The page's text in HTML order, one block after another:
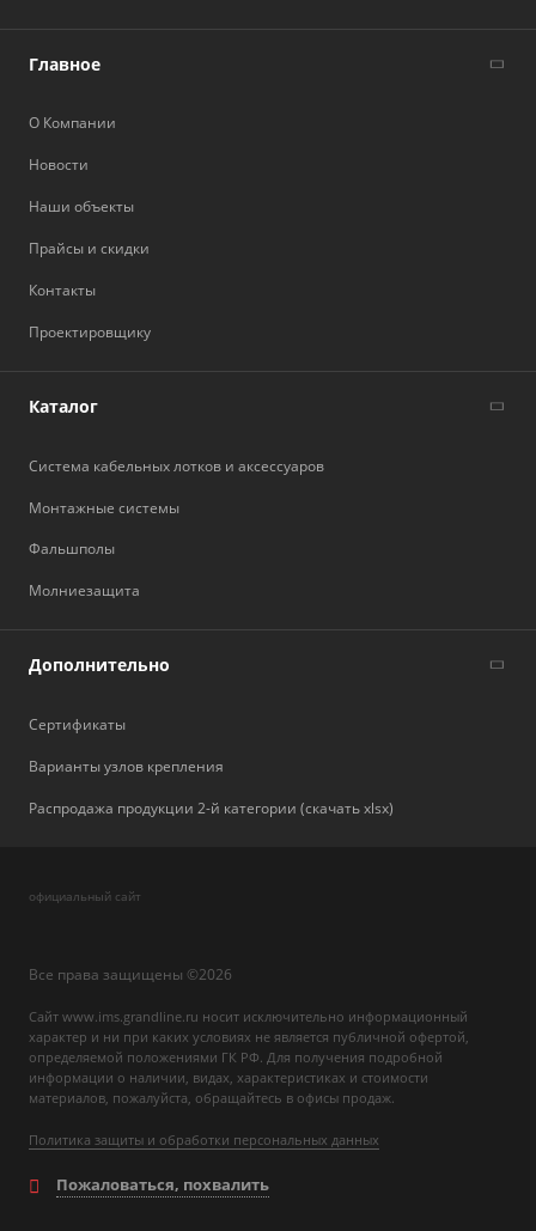
Главное
О Компании
Новости
Наши объекты
Прайсы и скидки
Контакты
Проектировщику
Каталог
Система кабельных лотков и аксессуаров
Монтажные системы
Фальшполы
Молниезащита
Дополнительно
Сертификаты
Варианты узлов крепления
Распродажа продукции 2-й категории (скачать xlsx)
официальный сайт
Все права защищены ©2026
Сайт www.ims.grandline.ru носит исключительно информационный
характер и ни при каких условиях не является публичной офертой,
определяемой положениями ГК РФ. Для получения подробной
информации о наличии, видах, характеристиках и стоимости
материалов, пожалуйста, обращайтесь в офисы продаж.
Политика защиты и обработки персональных данных
Пожаловаться, похвалить